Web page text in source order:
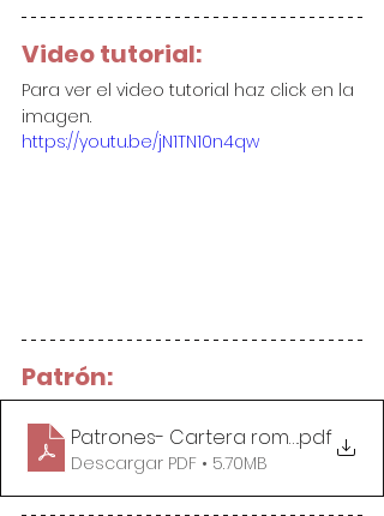
Video tutorial:
Para ver el video tutorial haz click en la
imagen.
https://youtu.be/jN1TN10n4qw
Patrón:
Patrones- Cartera romántica
.pdf
Descargar PDF • 5.70MB